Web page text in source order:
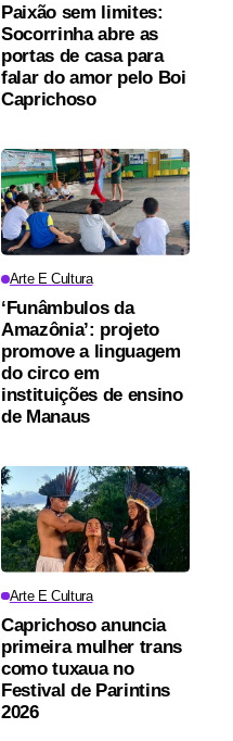
Paixão sem limites:
Socorrinha abre as
portas de casa para
falar do amor pelo Boi
Caprichoso
Arte E Cultura
‘Funâmbulos da
Amazônia’: projeto
promove a linguagem
do circo em
instituições de ensino
de Manaus
Arte E Cultura
Caprichoso anuncia
primeira mulher trans
como tuxaua no
Festival de Parintins
2026